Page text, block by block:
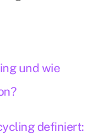
und wie
definiert: